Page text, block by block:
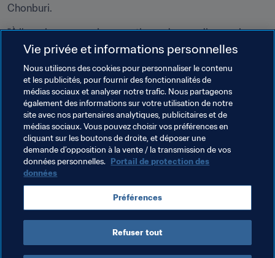
Chonburi.
"À l’avenir, nous voulons continuer de grandir avec le
système d’octroi de licences. Nous comptons en faire le
fil rouge du développement de notre club."
Thèmes en lien
Football Féminin Organisation Thailand
AFC
Vie privée et informations personnelles
Nous utilisons des cookies pour personnaliser le contenu
et les publicités, pour fournir des fonctionnalités de
médias sociaux et analyser notre trafic. Nous partageons
également des informations sur votre utilisation de notre
site avec nos partenaires analytiques, publicitaires et de
médias sociaux. Vous pouvez choisir vos préférences en
cliquant sur les boutons de droite, et déposer une
demande d’opposition à la vente / la transmission de vos
données personnelles. Portail de protection des
données
Préférences
Refuser tout